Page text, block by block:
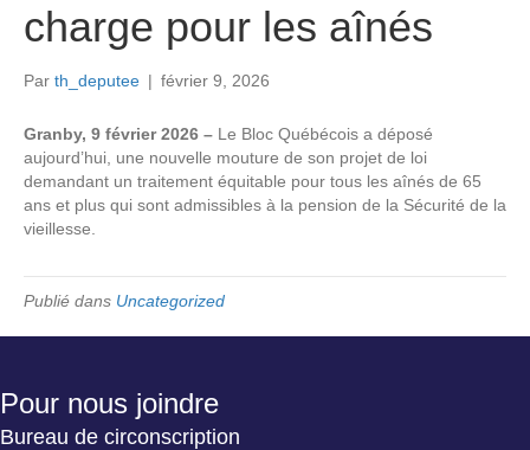
charge pour les aînés
Par th_deputee | février 9, 2026
Granby, 9 février 2026 – Le Bloc Québécois a déposé
aujourd’hui, une nouvelle mouture de son projet de loi
demandant un traitement équitable pour tous les aînés de 65
ans et plus qui sont admissibles à la pension de la Sécurité de la
vieillesse.
Publié dans Uncategorized
Pour nous joindre
Bureau de circonscription